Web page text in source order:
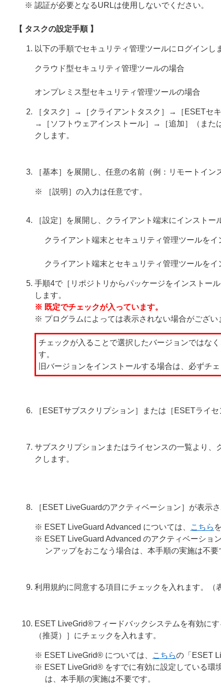
※ 認証が必要となるURLは使用しないでください。
【 タスクの設定手順 】
以下の手順でセキュリティ管理ツールにログインし
クラウド型セキュリティ管理ツールの場合
オンプレミス型セキュリティ管理ツールの場合
［タスク］→［クライアントタスク］→［ESETセ
→［ソフトウェアインストール］→［追加］（また
クします。
［基本］を展開し、任意の名前（例：リモートイ
※ ［説明］の入力は任意です。
［設定］を展開し、クライアント端末にインスト
クライアント端末とセキュリティ管理ツールを
クライアント端末とセキュリティ管理ツールを
手順4で［リポジトリからパッケージをインストー
します。
※ 既定でチェックが入っています。
※ プログラムによっては表示されない場合がござい
チェックが入ることで選択したバージョンではな
す。
旧バージョンをインストールする場合は、必ずチ
［ESETサブスクリプション］または［ESETライ
サブスクリプションまたはライセンスの一覧より
クします。
［ESET LiveGuardのアクティベーション］が表示
※ ESET LiveGuard Advanced については、 こちら
※ ESET LiveGuard Advanced のアクティベーショ
ンアップをおこなう場合は、本手順の実施は不要
利用規約に同意する項目にチェックを入れます。
ESET LiveGrid®フィードバックシステムを有効に
（推奨）］にチェックを入れます。
※ ESET LiveGrid® については、 こちらの「ESET
※ ESET LiveGrid® をすでに有効に設定している環
は、本手順の実施は不要です。